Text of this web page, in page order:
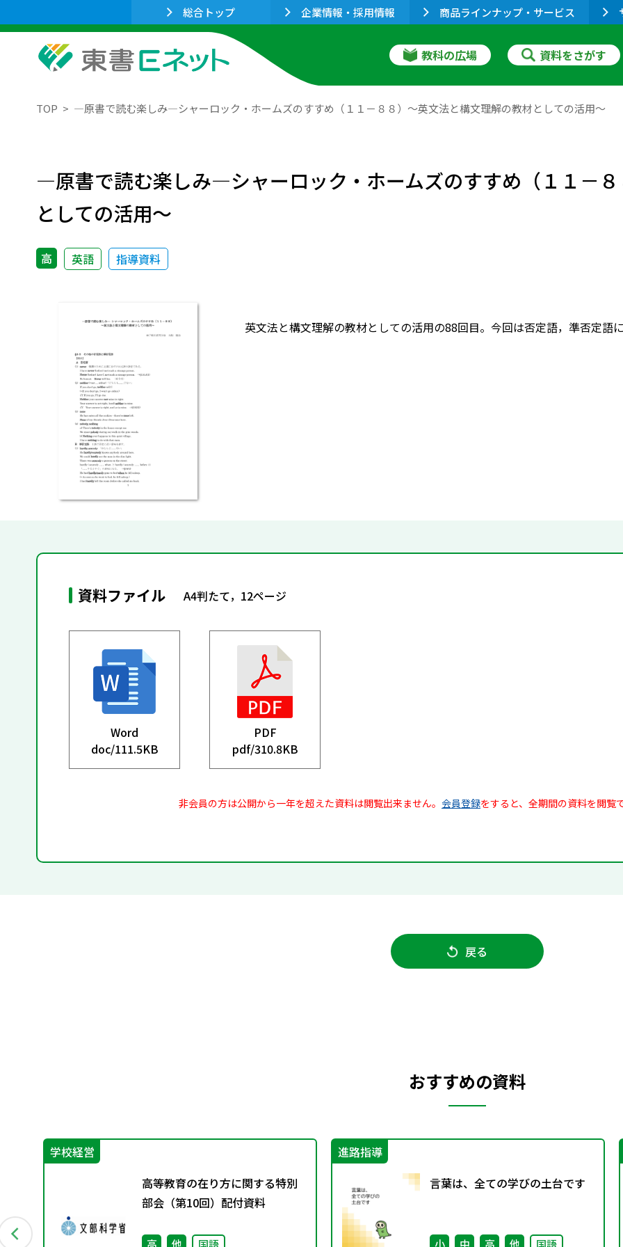
総合トップ 企業情報・採用情報 商品ラインナップ・サービス
教科の広場 資料をさがす
TOP ―原書で読む楽しみ―シャーロック・ホームズのすすめ（１１－８８）～英文法と構文理解の教材としての活用～
―原書で読む楽しみ―シャーロック・ホームズのすすめ（１１－
としての活用～
高 英語 指導資料
英文法と構文理解の教材としての活用の88回目。今回は否定語，準否定語に
資料ファイル A4判たて，12ページ
Word
doc/111.5KB
PDF
pdf/310.8KB
非会員の方は公開から一年を超えた資料は閲覧出来ません。 会員登録をすると、全期間の資料を閲覧
戻る
おすすめの資料
教
学校経営
高等教育の在り方に関する特別
部会（第10回）配付資料
進路指導
言葉は、全ての学びの土台です